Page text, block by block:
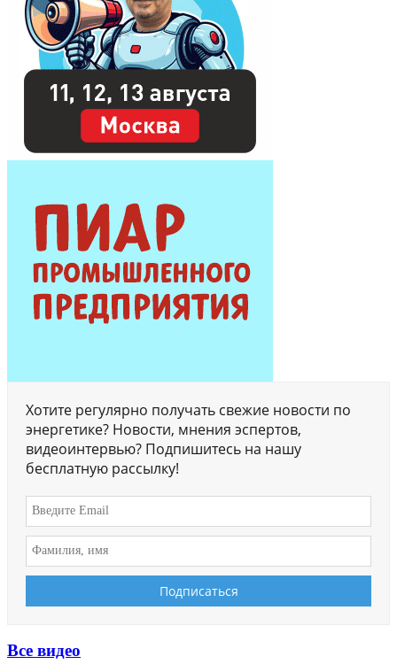
Хотите регулярно получать свежие новости по
энергетике? Новости, мнения эспертов,
видеоинтервью? Подпишитесь на нашу
бесплатную рассылку!
Все видео